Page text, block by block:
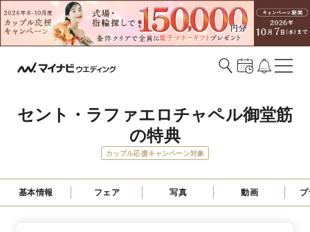
セント・ラファエロチャペル御堂筋
の特典
カップル応援キャンペーン対象
基本情報 フェア 写真 動画